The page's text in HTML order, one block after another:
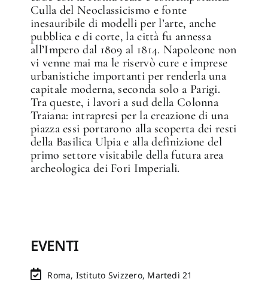
Culla del Neoclassicismo e fonte
inesauribile di modelli per l’arte, anche
pubblica e di corte, la città fu annessa
all’Impero dal 1809 al 1814. Napoleone non
vi venne mai ma le riservò cure e imprese
urbanistiche importanti per renderla una
capitale moderna, seconda solo a Parigi.
Tra queste, i lavori a sud della Colonna
Traiana: intrapresi per la creazione di una
piazza essi portarono alla scoperta dei resti
della Basilica Ulpia e alla definizione del
primo settore visitabile della futura area
archeologica dei Fori Imperiali.
EVENTI
Roma, Istituto Svizzero, Martedì 21